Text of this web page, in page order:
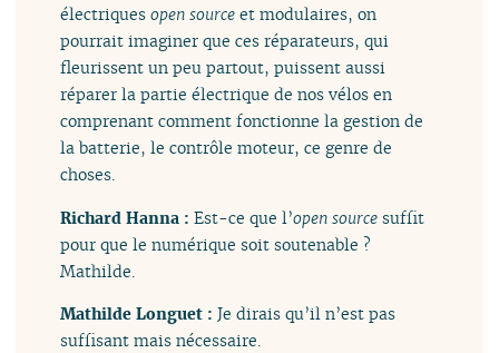
électriquesopen source et modulaires, on
pourrait imaginer que ces réparateurs, qui
fleurissent un peu partout, puissent aussi
réparer la partie électrique de nos vélos en
comprenant comment fonctionne la gestion de
la batterie, le contrôle moteur, ce genre de
choses.
Richard Hanna :Est-ce que l’open source suffit
pour que le numérique soit soutenable ?
Mathilde.
Mathilde Longuet :Je dirais qu’il n’est pas
suffisant mais nécessaire.